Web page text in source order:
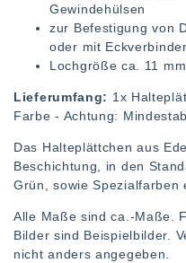
Gewindehülsen
zur Befestigung von
oder mit
Lochgröße ca. 11 mm
Lieferumfang: 1x
Farbe - Achtung:
Das Halteplättchen aus
Beschichtung, in den
Grün, sowie Spezialfarben
Alle Maße sind ca.-Maße.
Bilder sind Beispielbilder.
nicht anders angegeben.